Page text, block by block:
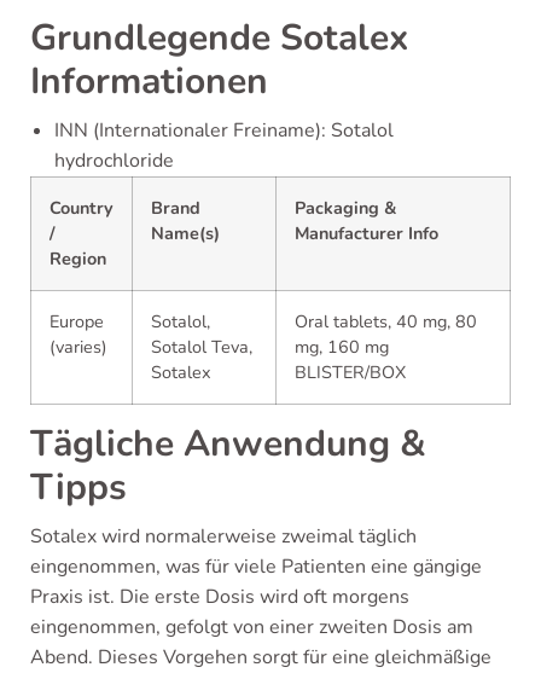
Grundlegende Sotalex
Informationen
INN (Internationaler Freiname): Sotalol
hydrochloride
Country
/
Region
Brand
Name(s)
Packaging &
Manufacturer Info
Europe
(varies)
Sotalol,
Sotalol Teva,
Sotalex
Oral tablets, 40 mg, 80
mg, 160 mg
BLISTER/BOX
Tägliche Anwendung &
Tipps
Sotalex wird normalerweise zweimal täglich
eingenommen, was für viele Patienten eine gängige
Praxis ist. Die erste Dosis wird oft morgens
eingenommen, gefolgt von einer zweiten Dosis am
Abend. Dieses Vorgehen sorgt für eine gleichmäßige